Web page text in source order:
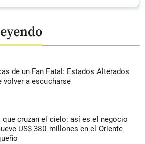
de un Fan Fatal: Estados Alterados
volver a escucharse
que cruzan el cielo: así es el negocio
US$ 380 millones en el Oriente